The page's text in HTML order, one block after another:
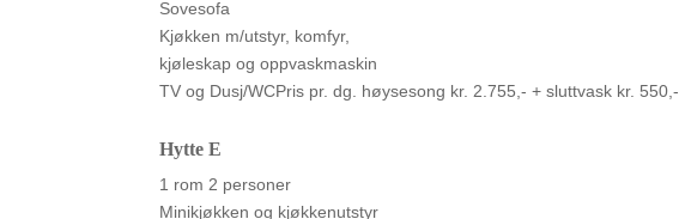
Sovesofa
Kjøkken m/utstyr, komfyr,
kjøleskap og oppvaskmaskin
TV og Dusj/WCPris pr. dg. høysesong kr. 2.755,- + sluttvask kr. 550,-
Hytte E
1 rom 2 personer
Minikjøkken og kjøkkenutstyr